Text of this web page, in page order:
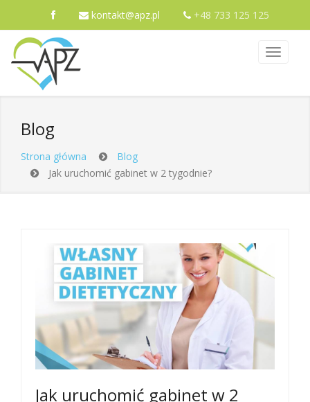
kontakt@apz.pl +48 733 125 125
Blog
Strona główna
Blog
Jak uruchomić gabinet w 2 tygodnie?
Jak uruchomić gabinet w 2